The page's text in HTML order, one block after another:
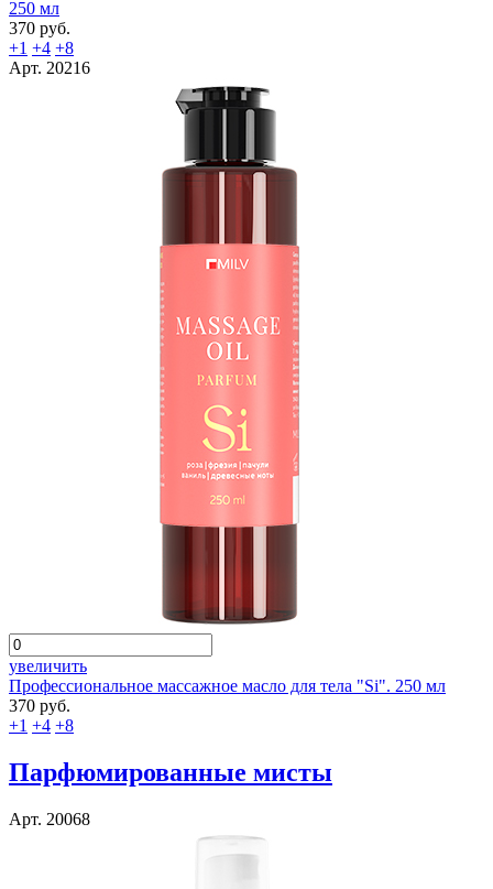
250 мл
370 руб.
+1 +4 +8
Арт. 20216
увеличить
Профессиональное массажное масло для тела "Si". 250 мл
370 руб.
+1 +4 +8
Парфюмированные мисты
Арт. 20068